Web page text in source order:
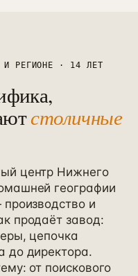
И РЕГИОНЕ · 14 ЛЕТ
столичные
центр Нижнего
географии
и
продаёт завод:
цепочка
до директора.
от поискового